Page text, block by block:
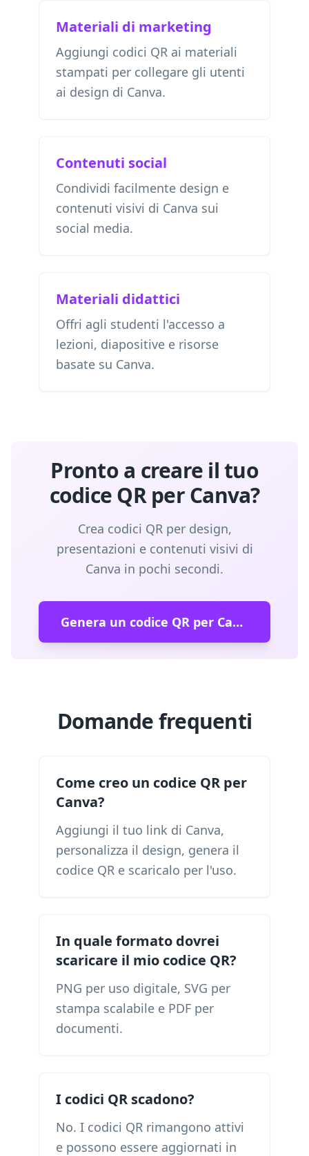
Materiali di marketing
Aggiungi codici QR ai materiali
stampati per collegare gli utenti
ai design di Canva.
Contenuti social
Condividi facilmente design e
contenuti visivi di Canva sui
social media.
Materiali didattici
Offri agli studenti l'accesso a
lezioni, diapositive e risorse
basate su Canva.
Pronto a creare il tuo
codice QR per Canva?
Crea codici QR per design,
presentazioni e contenuti visivi di
Canva in pochi secondi.
Genera un codice QR per Canva
Domande frequenti
Come creo un codice QR per
Canva?
Aggiungi il tuo link di Canva,
personalizza il design, genera il
codice QR e scaricalo per l'uso.
In quale formato dovrei
scaricare il mio codice QR?
PNG per uso digitale, SVG per
stampa scalabile e PDF per
documenti.
I codici QR scadono?
No. I codici QR rimangono attivi
e possono essere aggiornati in